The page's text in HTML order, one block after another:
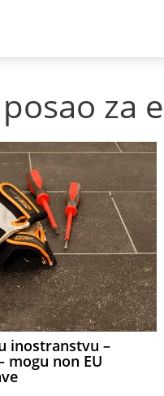
posao za
inostranstvu –
mogu non EU